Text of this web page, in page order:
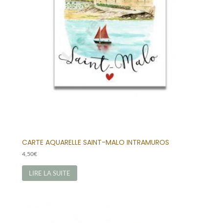
CARTE AQUARELLE SAINT-MALO INTRAMUROS
4,50€
LIRE LA SUITE